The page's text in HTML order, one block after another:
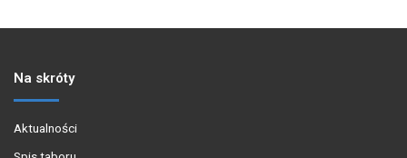
Na skróty
Aktualności